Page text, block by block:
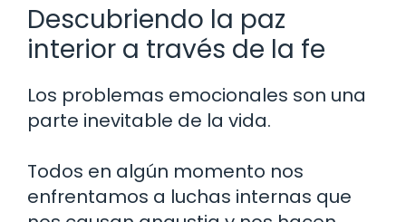
Descubriendo la paz
interior a través de la fe
Los problemas emocionales son una
parte inevitable de la vida.
Todos en algún momento nos
enfrentamos a luchas internas que